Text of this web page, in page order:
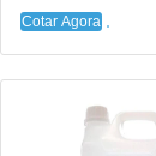
Cotar Agora